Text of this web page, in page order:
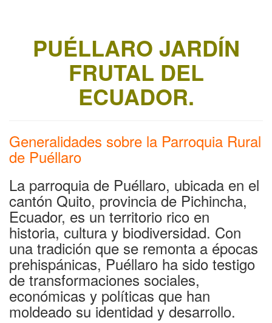
PUÉLLARO JARDÍN
FRUTAL DEL
ECUADOR.
Generalidades sobre la Parroquia Rural
de Puéllaro
La parroquia de Puéllaro, ubicada en el
cantón Quito, provincia de Pichincha,
Ecuador, es un territorio rico en
historia, cultura y biodiversidad. Con
una tradición que se remonta a épocas
prehispánicas, Puéllaro ha sido testigo
de transformaciones sociales,
económicas y políticas que han
moldeado su identidad y desarrollo.